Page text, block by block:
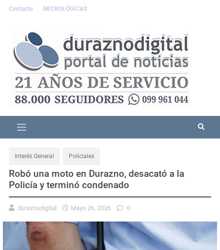
Contacto NECROLÓGICAS
Interés General Policiales
Robó una moto en Durazno, desacató a la
Policía y terminó condenado
duraznodigital Mayo 26, 2026 0